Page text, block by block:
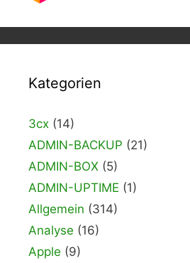
Kategorien
3cx (14)
ADMIN-BACKUP (21)
ADMIN-BOX (5)
ADMIN-UPTIME (1)
Allgemein (314)
Analyse (16)
Apple (9)